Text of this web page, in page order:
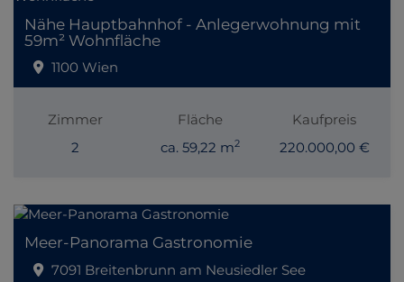
Nähe Hauptbahnhof - Anlegerwohnung mit
59m² Wohnfläche
1100 Wien
Zimmer
2
Fläche
ca. 59,22 m2
Kaufpreis
220.000,00 €
Meer-Panorama Gastronomie
7091 Breitenbrunn am Neusiedler See